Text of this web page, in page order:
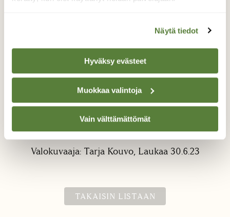
Näytä tiedot
Hyväksy evästeet
Muokkaa valintoja
Vain välttämättömät
Niittynätkelmän
namikukassa
Perhosen hetken pysähdys.
Valokuvaaja: Tarja Kouvo, Laukaa 30.6.23
TAKAISIN LISTAAN